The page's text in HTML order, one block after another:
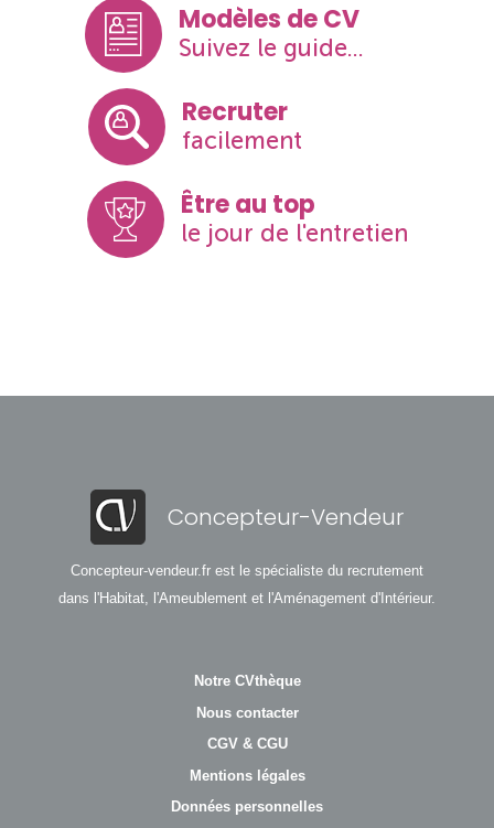
Modèles de CV
Suivez le guide...
Recruter
facilement
Être au top
le jour de l'entretien
Concepteur-Vendeur
Concepteur-vendeur.fr est le spécialiste du recrutement
dans l'Habitat, l'Ameublement et l'Aménagement d'Intérieur.
Notre CVthèque
Nous contacter
CGV & CGU
Mentions légales
Données personnelles